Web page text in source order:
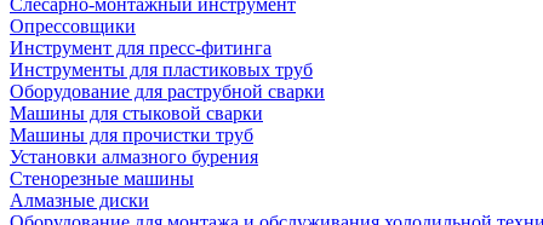
Слесарно-монтажный инструмент
Опрессовщики
Инструмент для пресс-фитинга
Инструменты для пластиковых труб
Оборудование для раструбной сварки
Машины для стыковой сварки
Машины для прочистки труб
Установки алмазного бурения
Стенорезные машины
Алмазные диски